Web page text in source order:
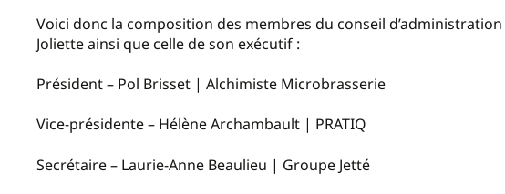
Voici donc la composition des membres du conseil
Joliette ainsi que celle de son exécutif :
Président – Pol Brisset | Alchimiste Microbrasserie
Vice-présidente – Hélène Archambault | PRATIQ
Secrétaire – Laurie-Anne Beaulieu | Groupe Jetté